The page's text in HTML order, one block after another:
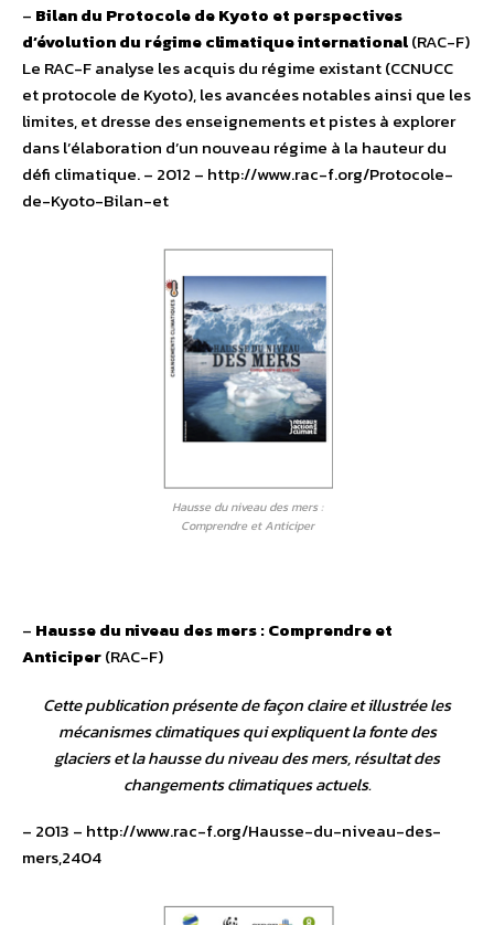
– Bilan du Protocole de Kyoto et perspectives
d’évolution du régime climatique international(RAC-F)
Le RAC-F analyse les acquis du régime existant (CCNUCC
et protocole de Kyoto), les avancées notables ainsi que les
limites, et dresse des enseignements et pistes à explorer
dans l’élaboration d’un nouveau régime à la hauteur du
défi climatique.– 2012 – http://www.rac-f.org/Protocole-
de-Kyoto-Bilan-et
Hausse du niveau des mers :
Comprendre et Anticiper
– Hausse du niveau des mers : Comprendre et
Anticiper(RAC-F)
Cette publication présente de façon claire et illustrée les
mécanismes climatiques qui expliquent la fonte des
glaciers et la hausse du niveau des mers, résultat des
changements climatiques actuels.
– 2013 – http://www.rac-f.org/Hausse-du-niveau-des-
mers,2404